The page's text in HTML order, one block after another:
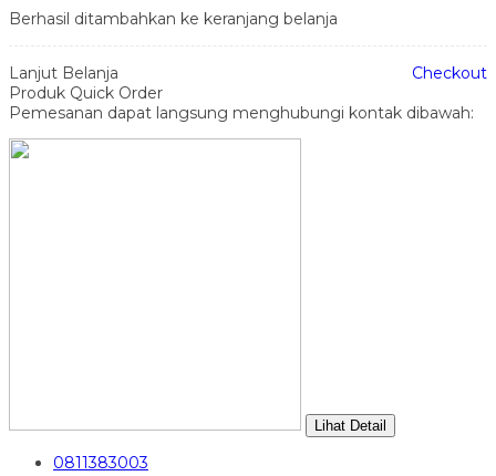
Berhasil ditambahkan ke keranjang belanja
Lanjut Belanja
Checkout
Produk Quick Order
Pemesanan dapat langsung menghubungi kontak dibawah:
Lihat Detail
0811383003